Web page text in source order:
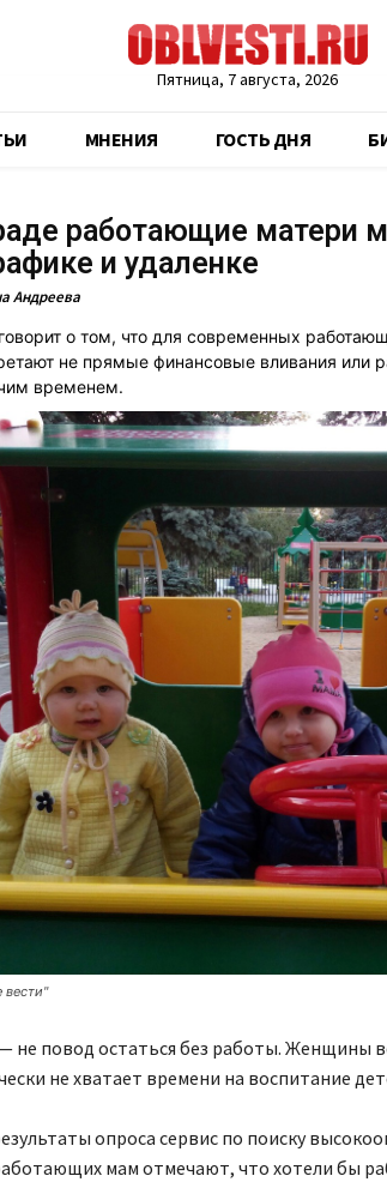
Пятница, 7 августа, 2026
МНЕНИЯ ГОСТЬ ДНЯ
работающие матери
и удаленке
Андреева
о том, что для современных
не прямые финансовые вливания или
временем.
вести"
не повод остаться без работы. Женщины
не хватает времени на воспитание
опроса сервис по поиску
мам отмечают, что хотели бы